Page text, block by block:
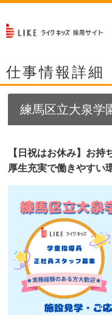
仕事情報詳細
練馬区立大泉学
【日祝はお休み】お持
厚生充実で働きやすい